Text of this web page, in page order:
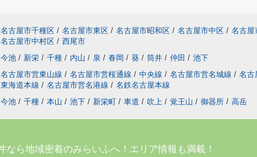
名古屋市千種区 / 名古屋市東区 / 名古屋市昭和区 / 名古屋市中区 / 名古屋
名古屋市中村区 / 西尾市
今池 / 新栄 / 千種 / 内山 / 泉 / 春岡 / 葵 / 筒井 / 仲田 / 池下
名古屋市営東山線 / 名古屋市営桜通線 / 中央線 / 名古屋市営名城線 / 名古
東海道本線 / 名古屋市営名港線 / 名鉄名古屋本線
今池 / 千種 / 本山 / 池下 / 新栄町 / 車道 / 吹上 / 覚王山 / 御器所 / 高岳
なら地域密着のみらいふへ！エリア情報も満載！